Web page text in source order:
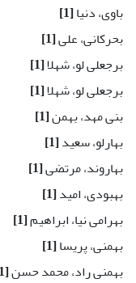
باوی، دنیا[1]
بحرکانی، علی[1]
برجعلی لو، شهلا[1]
برجعلی لو، شهلا[1]
بنی مهد، بهمن[1]
بهارلو، سعید[1]
بهاروند، مرتضی[1]
بهبودی، امید[1]
بهرامی نیا، ابراهیم[1]
بهمنی، پریسا[1]
بهمنی راد، محمد حسن[1]